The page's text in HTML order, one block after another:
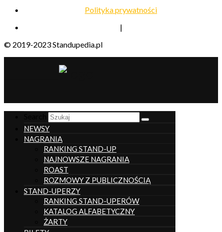
Polityka prywatności
|
© 2019-2023 Standupedia.pl
NEWSY
NAGRANIA
RANKING STAND-UP
NAJNOWSZE NAGRANIA
ROAST
ROZMOWY Z PUBLICZNOŚCIĄ
STAND-UPERZY
RANKING STAND-UPERÓW
KATALOG ALFABETYCZNY
ŻARTY